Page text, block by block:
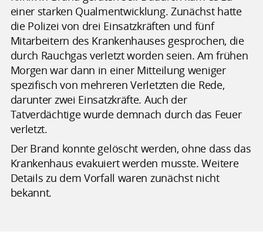
einer starken Qualmentwicklung. Zunächst hatte
die Polizei von drei Einsatzkräften und fünf
Mitarbeitern des Krankenhauses gesprochen, die
durch Rauchgas verletzt worden seien. Am frühen
Morgen war dann in einer Mitteilung weniger
spezifisch von mehreren Verletzten die Rede,
darunter zwei Einsatzkräfte. Auch der
Tatverdächtige wurde demnach durch das Feuer
verletzt.
Der Brand konnte gelöscht werden, ohne dass das
Krankenhaus evakuiert werden musste. Weitere
Details zu dem Vorfall waren zunächst nicht
bekannt.